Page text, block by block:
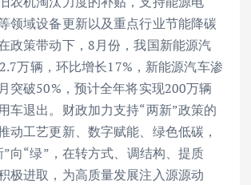
领域设备更新以及重点行业节能降碳
政策带动下，8月份，我国新能源汽
万辆，环比增长17%，新能源汽车渗
突破50%，预计全年将实现200万辆
车退出。财政加力支持“两新”政策的
动工艺更新、数字赋能、绿色低碳，
向“绿”，在转方式、调结构、提质
极进取，为高质量发展注入源源动